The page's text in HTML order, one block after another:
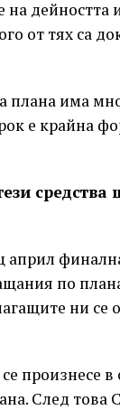
дейността
от тях са
има
е крайна
средства
по
ни
произнесе в
След това